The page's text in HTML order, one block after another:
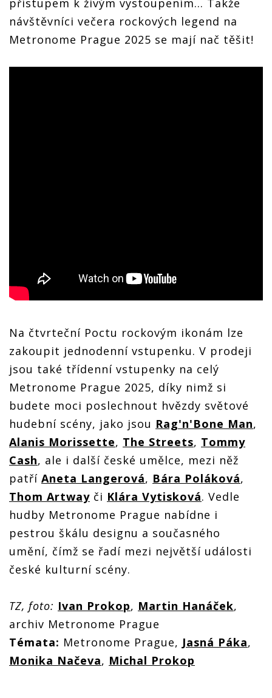
přístupem k živým vystoupením… Takže
návštěvníci večera rockových legend na
Metronome Prague 2025 se mají nač těšit!
Na čtvrteční Poctu rockovým ikonám lze
zakoupit jednodenní vstupenku. V prodeji
jsou také třídenní vstupenky na celý
Metronome Prague 2025, díky nimž si
budete moci poslechnout hvězdy světové
hudební scény, jako jsou Rag'n'Bone Man,
Alanis Morissette, The Streets, Tommy
Cash, ale i další české umělce, mezi něž
patří Aneta Langerová, Bára Poláková,
Thom Artway či Klára Vytisková. Vedle
hudby Metronome Prague nabídne i
pestrou škálu designu a současného
umění, čímž se řadí mezi největší události
české kulturní scény.
TZ, foto: Ivan Prokop, Martin Hanáček,
archiv Metronome Prague
Témata: Metronome Prague, Jasná Páka,
Monika Načeva, Michal Prokop